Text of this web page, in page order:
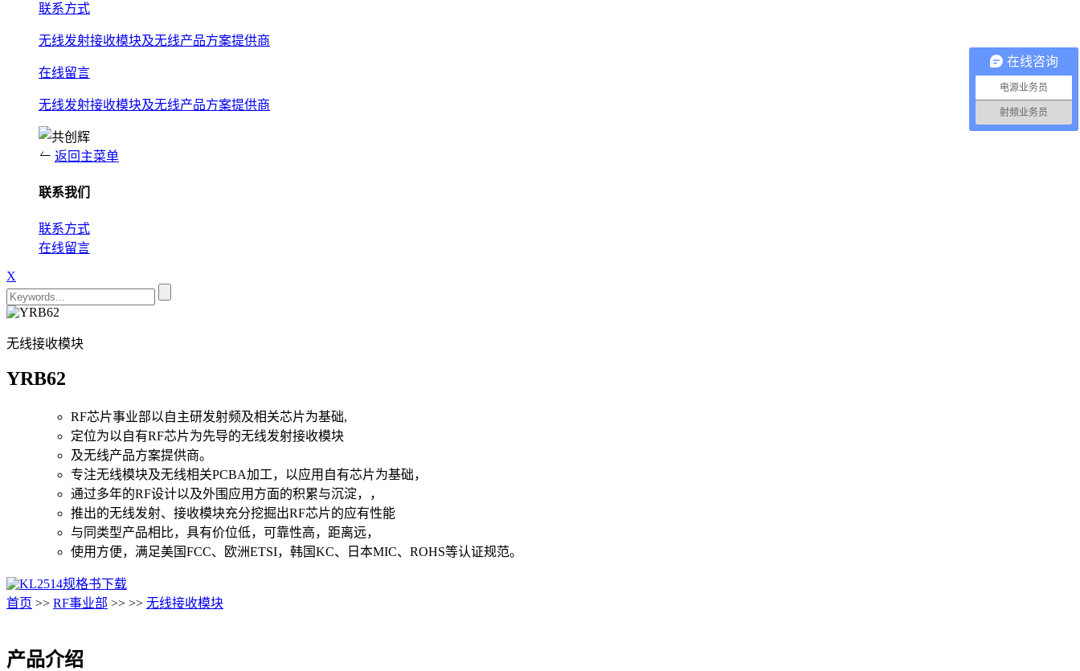
联系方式
无线发射接收模块及无线产品方案提供商
在线留言
无线发射接收模块及无线产品方案提供商
返回主菜单
联系我们
联系方式
在线留言
X
无线接收模块
YRB62
RF芯片事业部以自主研发射频及相关芯片为基础,
定位为以自有RF芯片为先导的无线发射接收模块
及无线产品方案提供商。
专注无线模块及无线相关PCBA加工，以应用自有芯片为基础，
通过多年的RF设计以及外围应用方面的积累与沉淀，，
推出的无线发射、接收模块充分挖掘出RF芯片的应有性能
与同类型产品相比，具有价位低，可靠性高，距离远，
使用方便，满足美国FCC、欧洲ETSI，韩国KC、日本MIC、ROHS等认证规范。
规格书下载
首页 >> RF事业部 >> >> 无线接收模块
产品介绍
在线咨询
电源业务员
射频业务员